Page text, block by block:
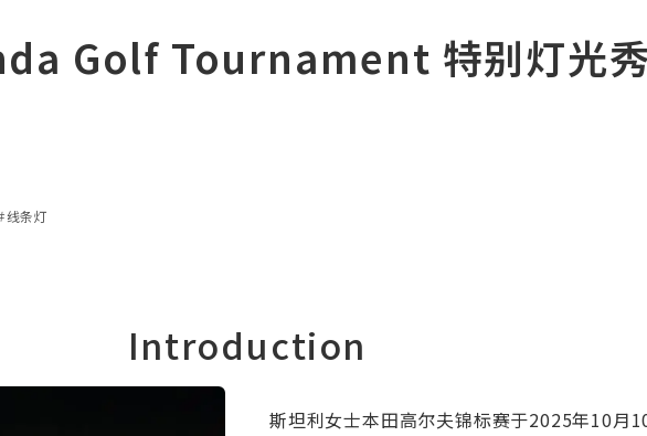
Golf Tournament 特别灯光秀
线条灯
Introduction
斯坦利女士本田高尔夫锦标赛于2025年10月